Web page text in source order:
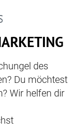
des
Du möchtest
Wir helfen dir